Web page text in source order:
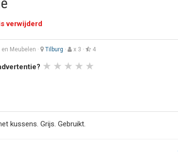
verwijderd
en Meubelen · Tilburg · x 3 · 4
kussens. Grijs. Gebruikt.